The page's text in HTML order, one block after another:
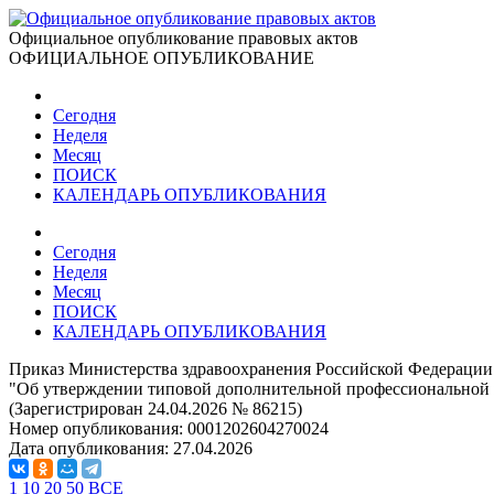
Официальное опубликование правовых актов
ОФИЦИАЛЬНОЕ ОПУБЛИКОВАНИЕ
Сегодня
Неделя
Месяц
ПОИСК
КАЛЕНДАРЬ ОПУБЛИКОВАНИЯ
Сегодня
Неделя
Месяц
ПОИСК
КАЛЕНДАРЬ ОПУБЛИКОВАНИЯ
Приказ Министерства здравоохранения Российской
"Об утверждении типовой дополнительной
(Зарегистрирован 24.04.2026 № 86215)
Номер опубликования: 0001202604270024
Дата опубликования: 27.04.2026
1 10 20 50 ВСЕ